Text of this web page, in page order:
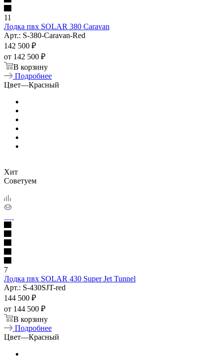
11
Лодка пвх SOLAR 380 Caravan
Арт.: S-380-Caravan-Red
142 500 ₽
от 142 500 ₽
В корзину
Подробнее
Цвет—Красный
Хит
Советуем
7
Лодка пвх SOLAR 430 Super Jet Tunnel
Арт.: S-430SJT-red
144 500 ₽
от 144 500 ₽
В корзину
Подробнее
Цвет—Красный